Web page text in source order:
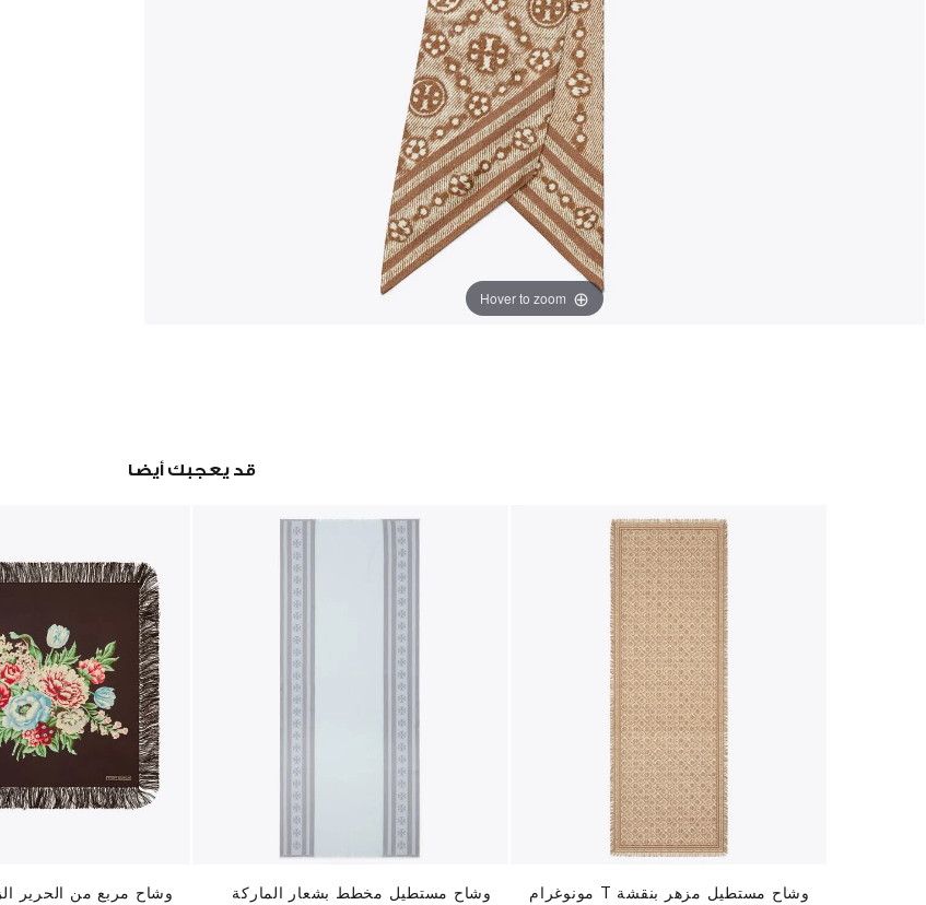
Hover to zoom
قد يعجبك أيضا
وشاح مستطيل مزهر بنقشة T مونوغرام وشاح مستطيل مخطط بشعار الماركة وشاح مربع من الحرير